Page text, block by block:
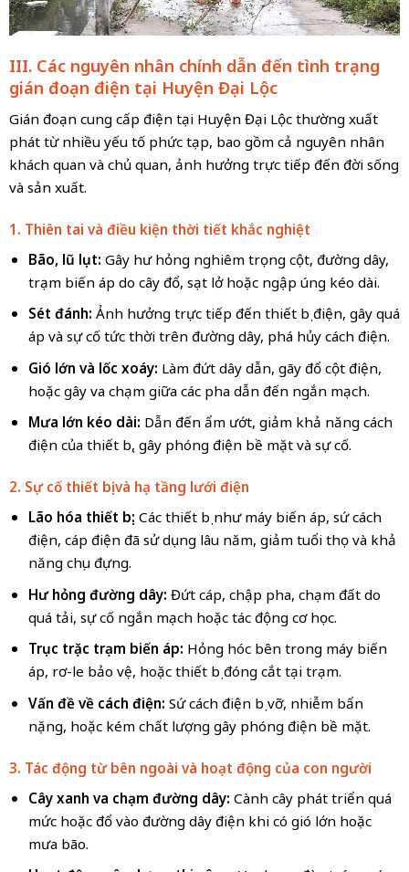
III. Các nguyên nhân chính dẫn đến tình trạng
gián đoạn điện tại Huyện Đại Lộc
Gián đoạn cung cấp điện tại Huyện Đại Lộc thường xuất
phát từ nhiều yếu tố phức tạp, bao gồm cả nguyên nhân
khách quan và chủ quan, ảnh hưởng trực tiếp đến đời sống
và sản xuất.
1. Thiên tai và điều kiện thời tiết khắc nghiệt
Bão, lũ lụt: Gây hư hỏng nghiêm trọng cột, đường dây,
trạm biến áp do cây đổ, sạt lở hoặc ngập úng kéo dài.
Sét đánh: Ảnh hưởng trực tiếp đến thiết bị điện, gây quá
áp và sự cố tức thời trên đường dây, phá hủy cách điện.
Gió lớn và lốc xoáy: Làm đứt dây dẫn, gãy đổ cột điện,
hoặc gây va chạm giữa các pha dẫn đến ngắn mạch.
Mưa lớn kéo dài: Dẫn đến ẩm ướt, giảm khả năng cách
điện của thiết bị, gây phóng điện bề mặt và sự cố.
2. Sự cố thiết bị và hạ tầng lưới điện
Lão hóa thiết bị: Các thiết bị như máy biến áp, sứ cách
điện, cáp điện đã sử dụng lâu năm, giảm tuổi thọ và khả
năng chịu đựng.
Hư hỏng đường dây: Đứt cáp, chập pha, chạm đất do
quá tải, sự cố ngắn mạch hoặc tác động cơ học.
Trục trặc trạm biến áp: Hỏng hóc bên trong máy biến
áp, rơ-le bảo vệ, hoặc thiết bị đóng cắt tại trạm.
Vấn đề về cách điện: Sứ cách điện bị vỡ, nhiễm bẩn
nặng, hoặc kém chất lượng gây phóng điện bề mặt.
3. Tác động từ bên ngoài và hoạt động của con người
Cây xanh va chạm đường dây: Cành cây phát triển quá
mức hoặc đổ vào đường dây điện khi có gió lớn hoặc
mưa bão.